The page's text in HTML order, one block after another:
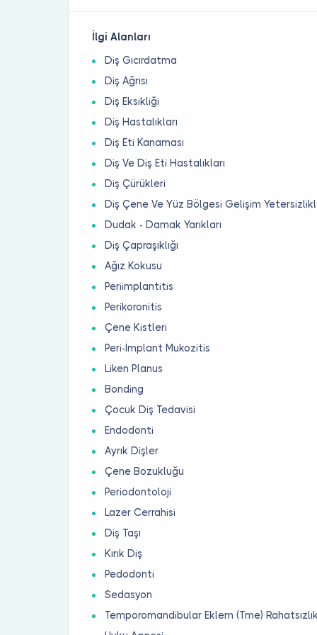
İlgi Alanları
Diş Gıcırdatma
Diş Ağrısı
Diş Eksikliği
Diş Hastalıkları
Diş Eti Kanaması
Diş Ve Diş Eti Hastalıkları
Diş Çürükleri
Diş Çene Ve Yüz Bölgesi Gelişim
Dudak - Damak Yarıkları
Diş Çapraşıklığı
Ağız Kokusu
Periimplantitis
Perikoronitis
Çene Kistleri
Peri-İmplant Mukozitis
Liken Planus
Bonding
Çocuk Diş Tedavisi
Endodonti
Ayrık Dişler
Çene Bozukluğu
Periodontoloji
Lazer Cerrahisi
Diş Taşı
Kırık Diş
Pedodonti
Sedasyon
Temporomandibular Eklem (Tme)